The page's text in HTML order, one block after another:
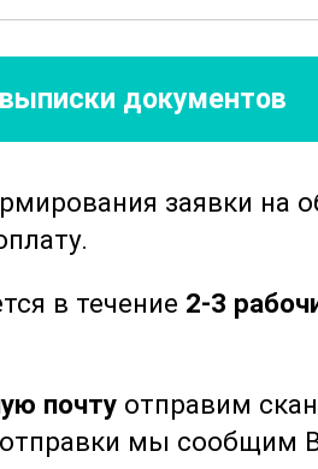
с
решений
работе
документов
заявки на
в течение 2-3
почту отправим
мы сообщим